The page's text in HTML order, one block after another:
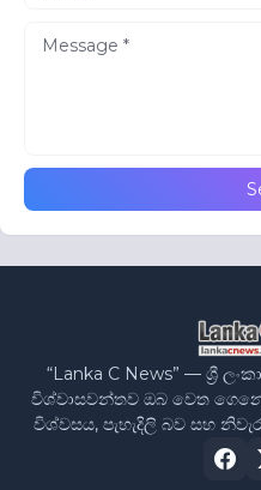
“Lanka C News” — ශ්‍රී
විශ්වාසවන්තව ඔබ වෙත
විශ්වසය, පැහැදිලි බව සහ